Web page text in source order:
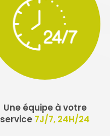
Une équipe à votre
service 7J/7, 24H/24